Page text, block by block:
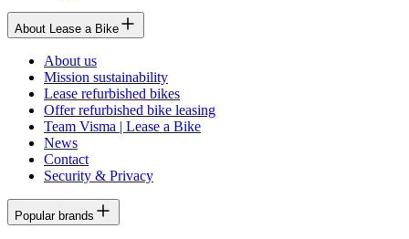
About Lease a Bike
About us
Mission sustainability
Lease refurbished bikes
Offer refurbished bike leasing
Team Visma | Lease a Bike
News
Contact
Security & Privacy
Popular brands